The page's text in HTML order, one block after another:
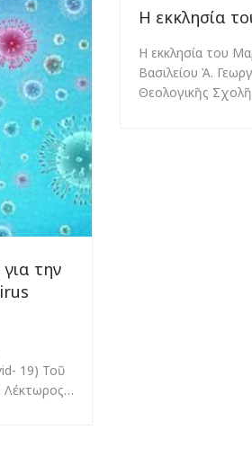
την
19) Τοῦ
Λέκτωρος…
Η εκκλησία
Η εκκλησία του
Βασιλείου Ἀ.
Θεολογικῆς